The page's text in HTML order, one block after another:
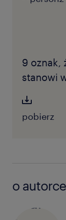
9 oznak,
stanowi
pobierz
o autorce